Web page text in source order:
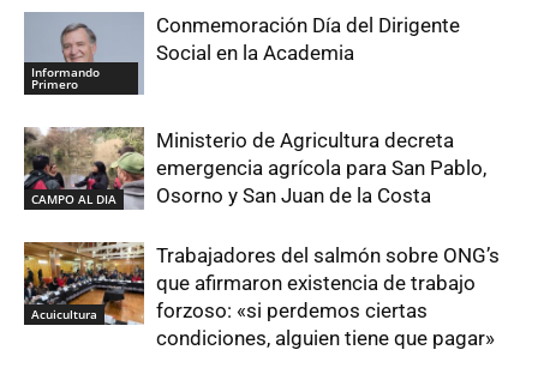
Informando
Primero
Conmemoración Día del Dirigente
Social en la Academia
CAMPO AL DIA
Ministerio de Agricultura decreta
emergencia agrícola para San Pablo,
Osorno y San Juan de la Costa
Acuicultura
Trabajadores del salmón sobre ONG’s
que afirmaron existencia de trabajo
forzoso: «si perdemos ciertas
condiciones, alguien tiene que pagar»